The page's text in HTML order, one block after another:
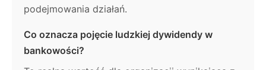
podejmowania działań.
Co oznacza pojęcie ludzkiej dywidendy w
bankowości?